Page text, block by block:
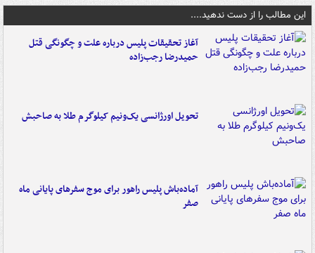
این مطالب را از دست ندهید....
آغاز تحقیقات پلیس درباره علت و چگونگی قتل
حمیدرضا رجب‌زاده
تحویل اورژانسی یک‌ونیم کیلوگرم طلا به صاحبش
آماده‌باش پلیس راهور برای موج سفرهای پایانی ماه
صفر